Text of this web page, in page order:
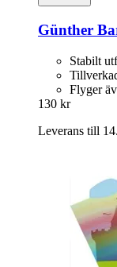
Günther
Stabilt
Flyger
130 kr
Leverans till